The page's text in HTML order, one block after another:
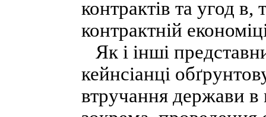
контрактів та угод в,
контрактній
Як і інші
кейнсіанці
втручання держави в